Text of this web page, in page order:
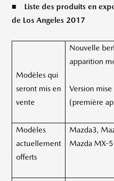
■ Liste des produits en
de Los Angeles 2017
Modèles qui
seront mis en
vente
Nouvelle
apparition
Version
(première
Modèles
actuellement
offerts
Mazda3,
Mazda MX-5